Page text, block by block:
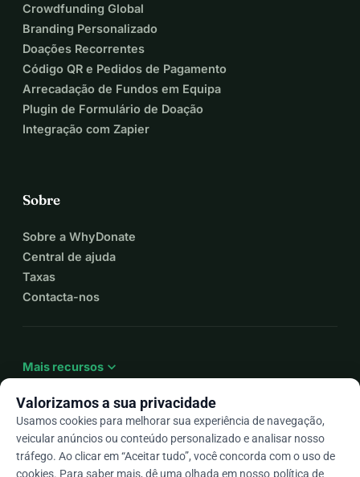
Crowdfunding Global
Branding Personalizado
Doações Recorrentes
Código QR e Pedidos de Pagamento
Arrecadação de Fundos em Equipa
Plugin de Formulário de Doação
Integração com Zapier
Sobre
Sobre a WhyDonate
Central de ajuda
Taxas
Contacta-nos
Mais recursos expand_more
Ptarrow_drop_down
Valorizamos a sua privacidade
Usamos cookies para melhorar sua experiência de navegação,
veicular anúncios ou conteúdo personalizado e analisar nosso
tráfego. Ao clicar em “Aceitar tudo”, você concorda com o uso de
cookies. Para saber mais, dê uma olhada em nosso política de